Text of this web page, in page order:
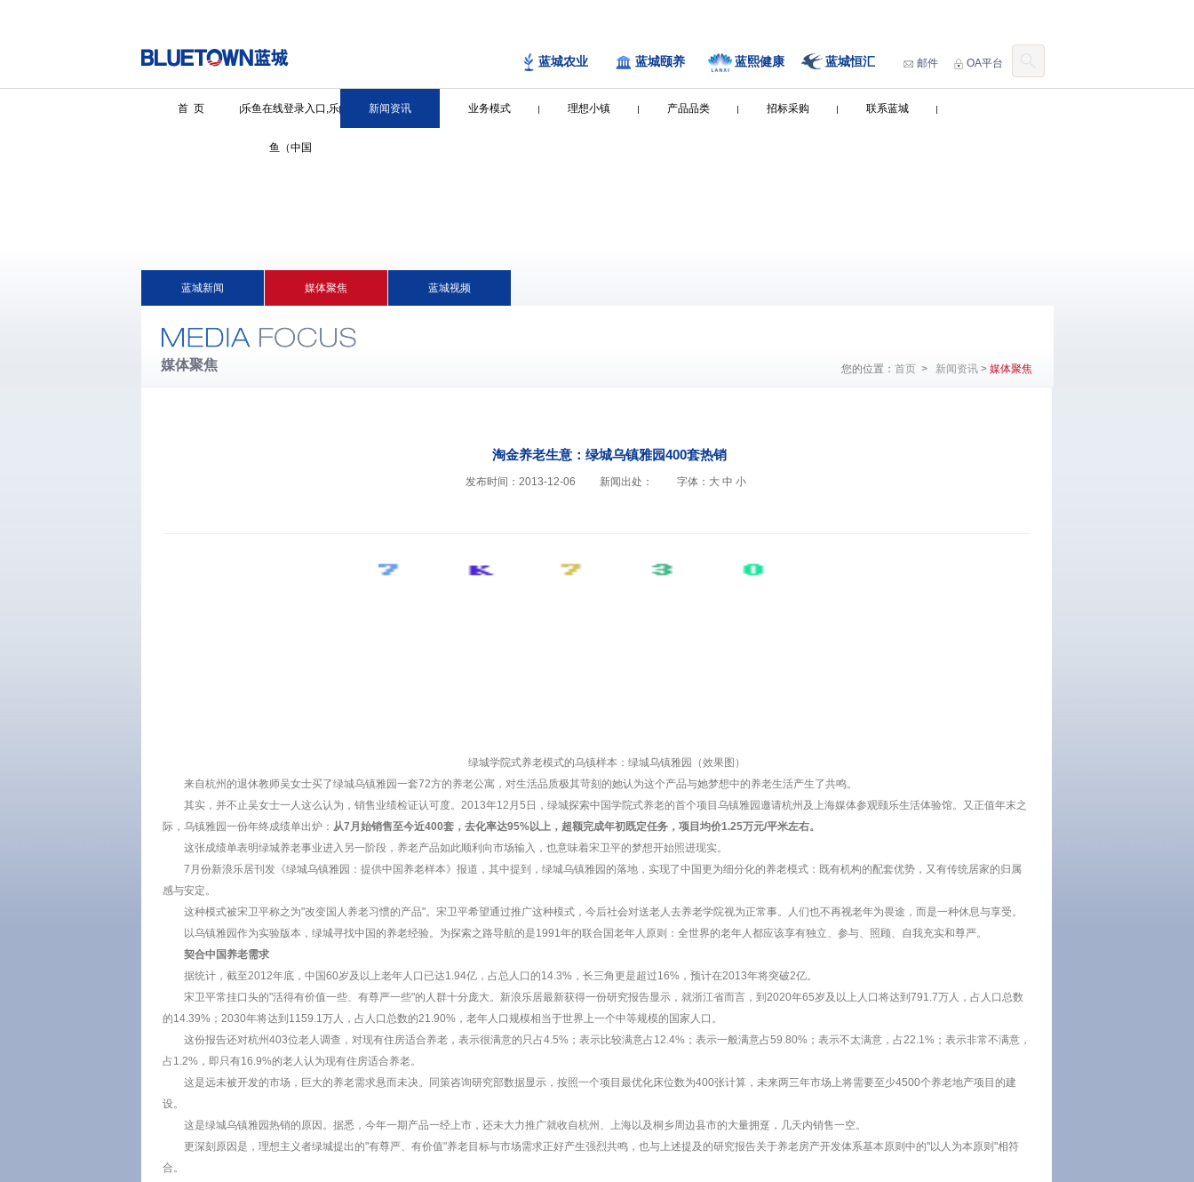
蓝城农业 蓝城颐养 蓝熙健康 蓝城恒汇 邮件 OA平台
首 页 乐鱼在线登录入口,乐
鱼（中国
新闻资讯 业务模式 理想小镇 产品品类 招标采购 联系蓝城
蓝城新闻 媒体聚焦 蓝城视频
媒体聚焦 您的位置： 首页> 新闻资讯 > 媒体聚焦
淘金养老生意：绿城乌镇雅园400套热销
发布时间：2013-12-06 新闻出处： 字体： 大 中 小
绿城学院式养老模式的乌镇样本：绿城乌镇雅园（效果图）
来自杭州的退休教师吴女士买了绿城乌镇雅园一套72方的养老公寓，对生活品质极其苛刻的她认为这个产品与她梦想中的养老生活产生了共鸣。
其实，并不止吴女士一人这么认为，销售业绩检证认可度。2013年12月5日，绿城探索中国学院式养老的首个项目乌镇雅园邀请杭州及上海媒体参观颐乐生活体验馆。又正值年末之
际，乌镇雅园一份年终成绩单出炉： 从7月始销售至今近400套，去化率达95%以上，超额完成年初既定任务，项目均价1.25万元/平米左右。
这张成绩单表明绿城养老事业进入另一阶段，养老产品如此顺利向市场输入，也意味着宋卫平的梦想开始照进现实。
7月份新浪乐居刊发《绿城乌镇雅园：提供中国养老样本》报道，其中提到，绿城乌镇雅园的落地，实现了中国更为细分化的养老模式：既有机构的配套优势，又有传统居家的归属
感与安定。
这种模式被宋卫平称之为"改变国人养老习惯的产品"。宋卫平希望通过推广这种模式，今后社会对送老人去养老学院视为正常事。人们也不再视老年为畏途，而是一种休息与享受。
以乌镇雅园作为实验版本，绿城寻找中国的养老经验。为探索之路导航的是1991年的联合国老年人原则：全世界的老年人都应该享有独立、参与、照顾、自我充实和尊严。
契合中国养老需求
据统计，截至2012年底，中国60岁及以上老年人口已达1.94亿，占总人口的14.3%，长三角更是超过16%，预计在2013年将突破2亿。
宋卫平常挂口头的"活得有价值一些、有尊严一些"的人群十分庞大。新浪乐居最新获得一份研究报告显示，就浙江省而言，到2020年65岁及以上人口将达到791.7万人，占人口总数
的14.39%；2030年将达到1159.1万人，占人口总数的21.90%，老年人口规模相当于世界上一个中等规模的国家人口。
这份报告还对杭州403位老人调查，对现有住房适合养老，表示很满意的只占4.5%；表示比较满意占12.4%；表示一般满意占59.80%；表示不太满意，占22.1%；表示非常不满意，
占1.2%，即只有16.9%的老人认为现有住房适合养老。
这是远未被开发的市场，巨大的养老需求悬而未决。同策咨询研究部数据显示，按照一个项目最优化床位数为400张计算，未来两三年市场上将需要至少4500个养老地产项目的建
设。
这是绿城乌镇雅园热销的原因。据悉，今年一期产品一经上市，还未大力推广就收自杭州、上海以及桐乡周边县市的大量拥趸，几天内销售一空。
更深刻原因是，理想主义者绿城提出的"有尊严、有价值"养老目标与市场需求正好产生强烈共鸣，也与上述提及的研究报告关于养老房产开发体系基本原则中的"以人为本原则"相符
合。